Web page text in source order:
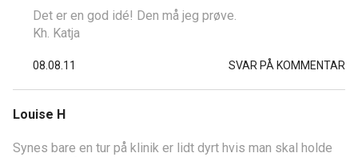
Det er en god idé! Den må jeg prøve.
Kh. Katja
08.08.11 SVAR PÅ KOMMENTAR
Louise H
Synes bare en tur på klinik er lidt dyrt hvis man skal holde